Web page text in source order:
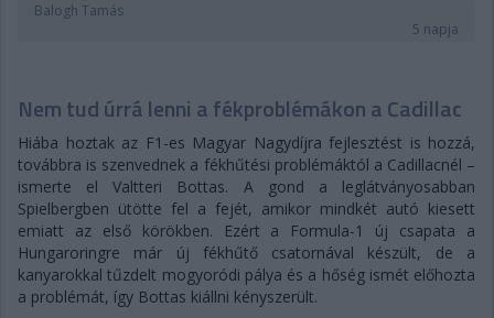
Balogh Tamás
5 napja
Nem tud úrrá lenni a fékproblémákon a Cadillac
Hiába hoztak az F1-es Magyar Nagydíjra fejlesztést is hozzá,
továbbra is szenvednek a fékhűtési problémáktól a Cadillacnél –
ismerte el Valtteri Bottas. A gond a leglátványosabban
Spielbergben ütötte fel a fejét, amikor mindkét autó kiesett
emiatt az első körökben. Ezért a Formula-1 új csapata a
Hungaroringre már új fékhűtő csatornával készült, de a
kanyarokkal tűzdelt mogyoródi pálya és a hőség ismét előhozta
a problémát, így Bottas kiállni kényszerült.